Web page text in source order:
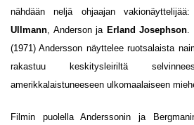
nähdään neljä ohjaajan vakionäyttelijää:
Ullmann, Anderson ja Erland Josephson.
(1971) Andersson näyttelee ruotsalaista
rakastuu keskitysleiriltä
amerikkalaistuneeseen ulkomaalaiseen
Filmin puolella Anderssonin ja